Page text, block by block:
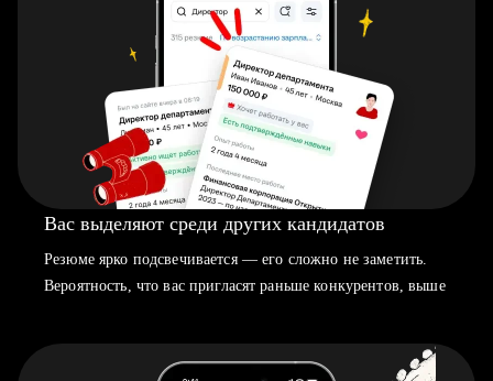
Вас выделяют среди других кандидатов
Резюме ярко подсвечивается — его сложно не заметить.
Вероятность, что вас пригласят раньше конкурентов, выше